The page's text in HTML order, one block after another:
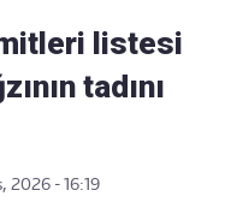
listesi
tadını
2026 - 16:19